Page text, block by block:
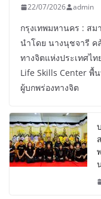
22/07/2026 admin
กรุงเทพมหานคร : สม
นำโดย นางนุชจารี ค
ทางจิตแห่งประเทศไ
Life Skills Center พื้
ผู้บกพร่องทางจิต